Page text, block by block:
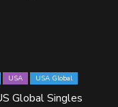
USA USA Global
Global Singles